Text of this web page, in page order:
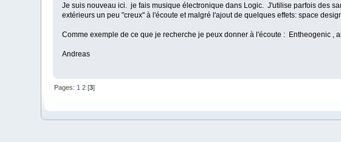
Je suis nouveau ici. je fais musique électronique dans Logic. J'utilise parfois des
extérieurs un peu "creux" à l'écoute et malgré l'ajout de quelques effets: space
Comme exemple de ce que je recherche je peux donner à l'écoute : Entheogenic ,
Andreas
Pages: 1 2 [3]